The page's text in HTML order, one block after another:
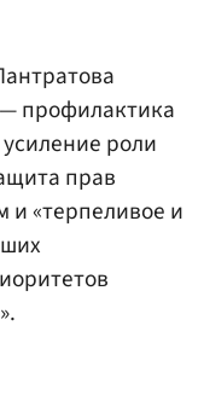
профилактика
роли
прав
и «терпеливое и